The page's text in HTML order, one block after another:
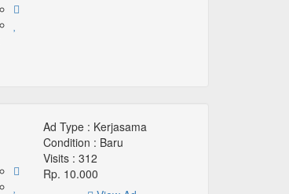
Ad Type : Kerjasama
Condition : Baru
Visits : 312
Rp. 10.000